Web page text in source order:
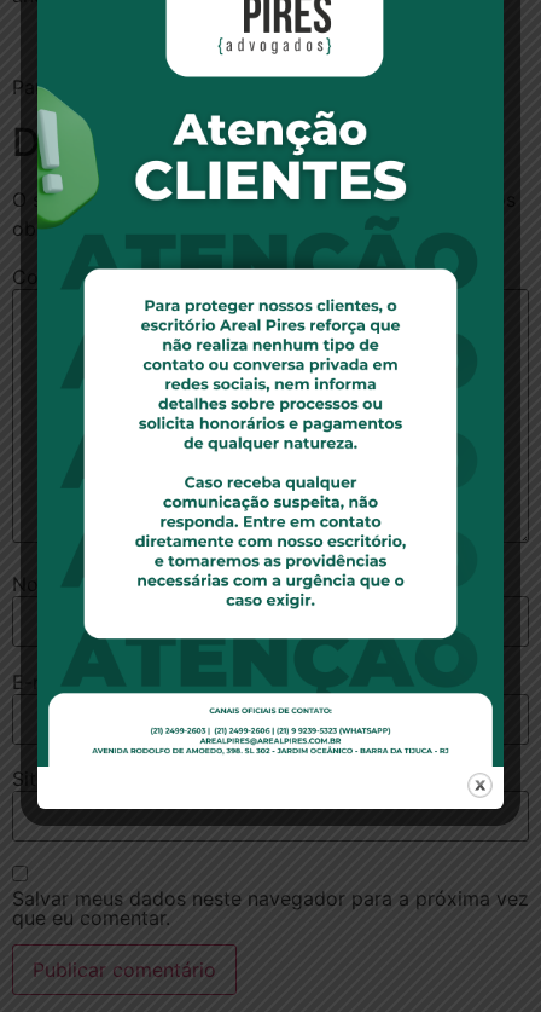
Para ler a notícia no site O Globo,
Deixe um comentário
O seu endereço de e-mail não será publicado.
obrigatórios são marcados com
*
Comentário*
Nome*
E-mail*
Site
Salvar meus dados neste navegador para a próxima vez
que eu comentar.